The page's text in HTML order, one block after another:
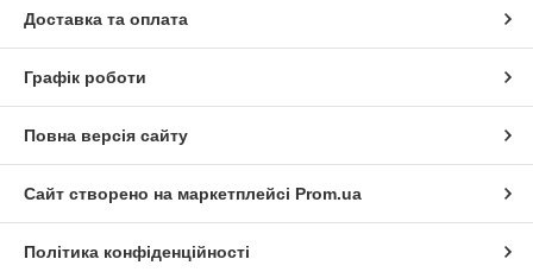
Доставка та оплата
Графік роботи
Повна версія сайту
Сайт створено на маркетплейсі Prom.ua
Політика конфіденційності